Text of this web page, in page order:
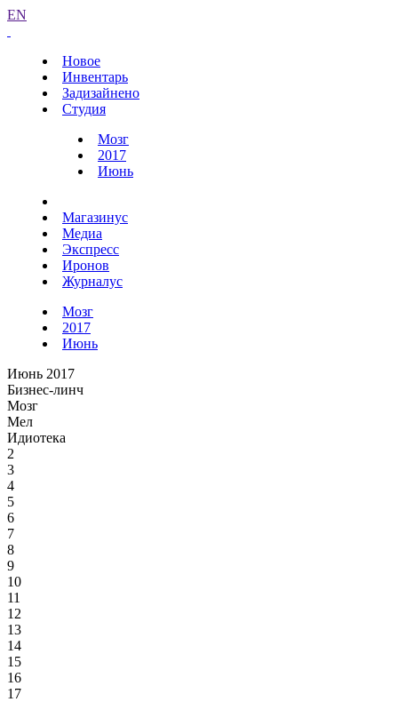
EN
Новое
Инвентарь
Задизайнено
Студия
Мозг
2017
Июнь
Магазинус
Медиа
Экспресс
Иронов
Журналус
Мозг
2017
Июнь
Июнь 2017
Бизнес-линч
Мозг
Мел
Идиотека
2
3
4
5
6
7
8
9
10
11
12
13
14
15
16
17